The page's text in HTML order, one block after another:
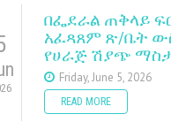
በፌደራል ጠቅላይ
አፈጻጸም ጽ/ቤት
የሀራጅ ሽያጭ
Friday, June 5, 2026
READ MORE